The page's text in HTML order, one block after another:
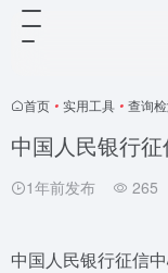
首页 • 实用工具 • 查询
中国人民银行
1年前发布 265
中国人民银行征信